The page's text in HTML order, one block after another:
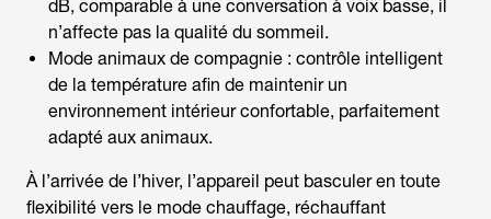
dB, comparable à une conversation à voix basse, il
n’affecte pas la qualité du sommeil.
Mode animaux de compagnie : contrôle intelligent
de la température afin de maintenir un
environnement intérieur confortable, parfaitement
adapté aux animaux.
À l’arrivée de l’hiver, l’appareil peut basculer en toute
flexibilité vers le mode chauffage, réchauffant